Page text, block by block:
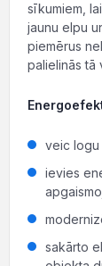
sīkumiem,
jaunu elpu
piemērus
palielinās tā
veic logu
ievies
sakārto